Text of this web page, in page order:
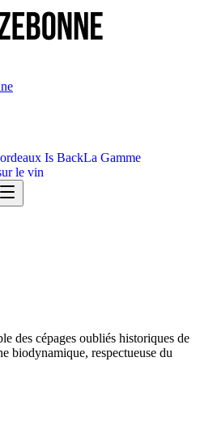
Is BackLa Gamme
le vin
des cépages oubliés historiques de
biodynamique, respectueuse du